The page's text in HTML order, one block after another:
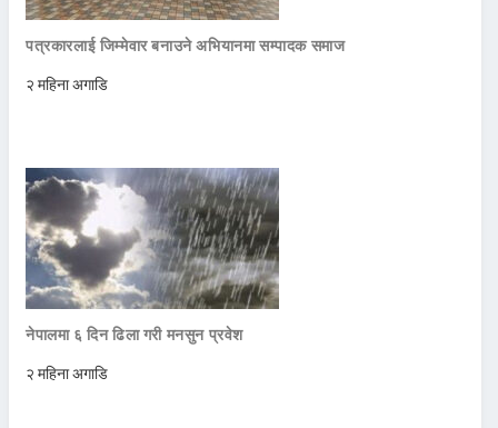
पत्रकारलाई जिम्मेवार बनाउने अभियानमा सम्पादक समाज
२ महिना अगाडि
नेपालमा ६ दिन ढिला गरी मनसुन प्रवेश
२ महिना अगाडि